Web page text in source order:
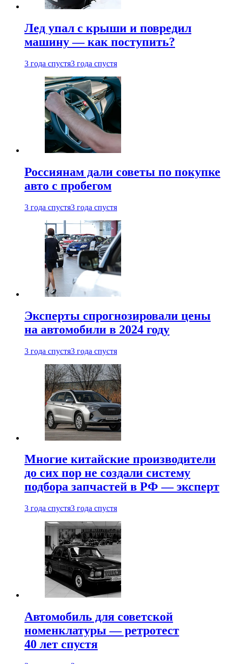
Лед упал с крыши и повредил
машину — как поступить?
3 года спустя3 года спустя
Россиянам дали советы по покупке
авто с пробегом
3 года спустя3 года спустя
Эксперты спрогнозировали цены
на автомобили в 2024 году
3 года спустя3 года спустя
Многие китайские производители
до сих пор не создали систему
подбора запчастей в РФ — эксперт
3 года спустя3 года спустя
Автомобиль для советской
номенклатуры — ретротест
40 лет спустя